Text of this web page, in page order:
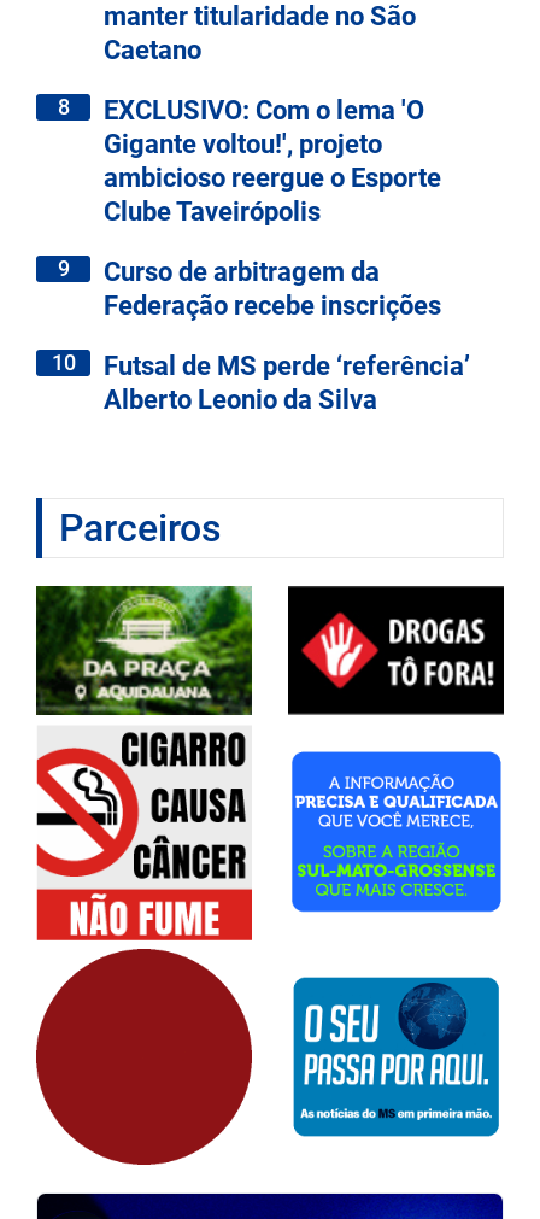
manter titularidade no São
Caetano
8
EXCLUSIVO: Com o lema 'O
Gigante voltou!', projeto
ambicioso reergue o Esporte
Clube Taveirópolis
9
Curso de arbitragem da
Federação recebe inscrições
10
Futsal de MS perde ‘referência’
Alberto Leonio da Silva
Parceiros